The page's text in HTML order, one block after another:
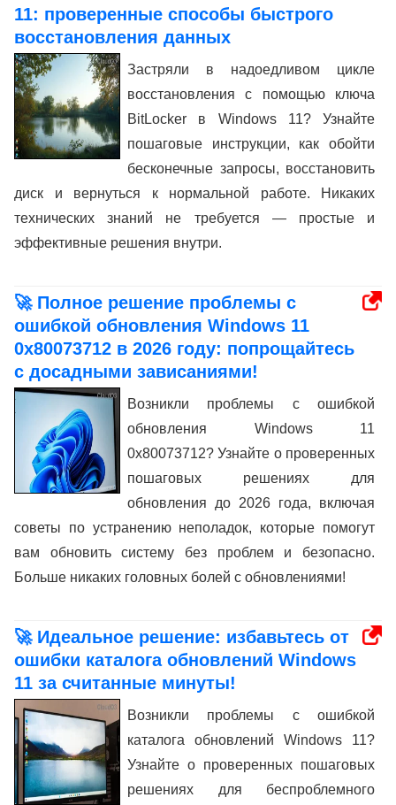
11: проверенные способы быстрого
восстановления данных
Застряли в надоедливом цикле
восстановления с помощью ключа
BitLocker в Windows 11? Узнайте
пошаговые инструкции, как обойти
бесконечные запросы, восстановить
диск и вернуться к нормальной работе. Никаких
технических знаний не требуется — простые и
эффективные решения внутри.
🚀 Полное решение проблемы с
ошибкой обновления Windows 11
0x80073712 в 2026 году: попрощайтесь
с досадными зависаниями!
Возникли проблемы с ошибкой
обновления Windows 11
0x80073712? Узнайте о проверенных
пошаговых решениях для
обновления до 2026 года, включая
советы по устранению неполадок, которые помогут
вам обновить систему без проблем и безопасно.
Больше никаких головных болей с обновлениями!
🚀 Идеальное решение: избавьтесь от
ошибки каталога обновлений Windows
11 за считанные минуты!
Возникли проблемы с ошибкой
каталога обновлений Windows 11?
Узнайте о проверенных пошаговых
решениях для беспроблемного